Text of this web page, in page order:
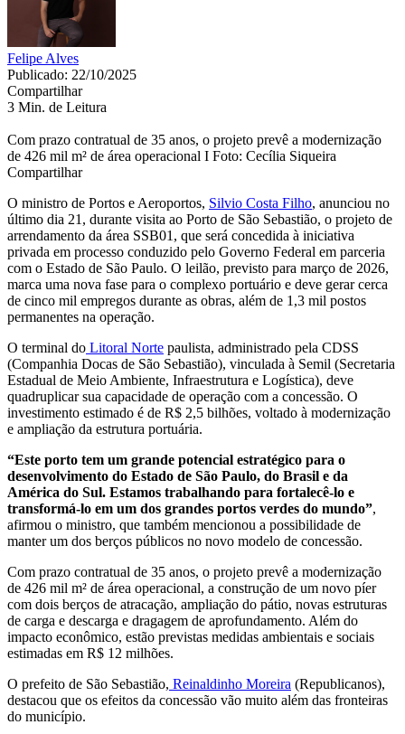
Felipe Alves
Publicado: 22/10/2025
Compartilhar
3 Min. de Leitura
Com prazo contratual de 35 anos, o projeto prevê a modernização
de 426 mil m² de área operacional I Foto: Cecília Siqueira
Compartilhar
O ministro de Portos e Aeroportos, Silvio Costa Filho, anunciou no
último dia 21, durante visita ao Porto de São Sebastião, o projeto de
arrendamento da área SSB01, que será concedida à iniciativa
privada em processo conduzido pelo Governo Federal em parceria
com o Estado de São Paulo. O leilão, previsto para março de 2026,
marca uma nova fase para o complexo portuário e deve gerar cerca
de cinco mil empregos durante as obras, além de 1,3 mil postos
permanentes na operação.
O terminal do Litoral Norte paulista, administrado pela CDSS
(Companhia Docas de São Sebastião), vinculada à Semil (Secretaria
Estadual de Meio Ambiente, Infraestrutura e Logística), deve
quadruplicar sua capacidade de operação com a concessão. O
investimento estimado é de R$ 2,5 bilhões, voltado à modernização
e ampliação da estrutura portuária.
“Este porto tem um grande potencial estratégico para o
desenvolvimento do Estado de São Paulo, do Brasil e da
América do Sul. Estamos trabalhando para fortalecê-lo e
transformá-lo em um dos grandes portos verdes do mundo”,
afirmou o ministro, que também mencionou a possibilidade de
manter um dos berços públicos no novo modelo de concessão.
Com prazo contratual de 35 anos, o projeto prevê a modernização
de 426 mil m² de área operacional, a construção de um novo píer
com dois berços de atracação, ampliação do pátio, novas estruturas
de carga e descarga e dragagem de aprofundamento. Além do
impacto econômico, estão previstas medidas ambientais e sociais
estimadas em R$ 12 milhões.
O prefeito de São Sebastião, Reinaldinho Moreira (Republicanos),
destacou que os efeitos da concessão vão muito além das fronteiras
do município.